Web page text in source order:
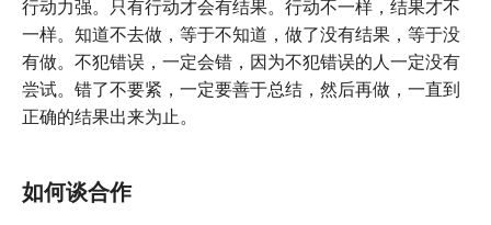
行动力强。只有行动才会有结果。行动不一样，结果才不
一样。知道不去做，等于不知道，做了没有结果，等于没
有做。不犯错误，一定会错，因为不犯错误的人一定没有
尝试。错了不要紧，一定要善于总结，然后再做，一直到
正确的结果出来为止。
如何谈合作